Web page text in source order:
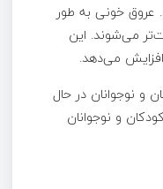
عروق خونی به طور
می‌شوند. این
افزایش می‌دهد.
و نوجوانان در حال
و نوجوانان